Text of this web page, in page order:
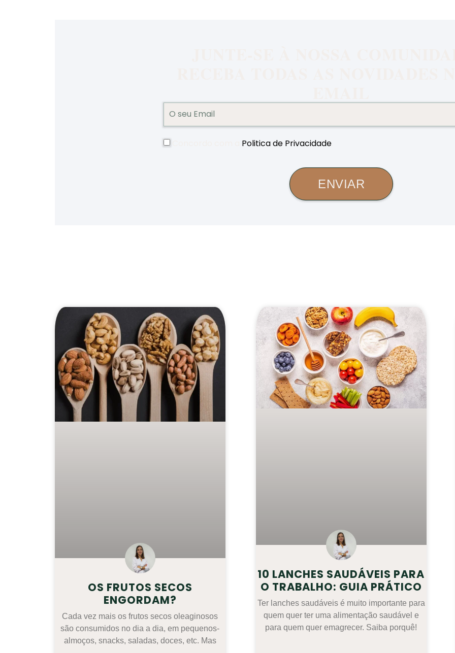
Politica de Privacidade
ENVIAR
OS FRUTOS SECOS
ENGORDAM?
Cada vez mais os frutos secos oleaginosos
são consumidos no dia a dia, em pequenos-
almoços, snacks, saladas, doces, etc. Mas
10 LANCHES SAUDÁVEIS PARA
O TRABALHO: GUIA PRÁTICO
Ter lanches saudáveis é muito importante para
quem quer ter uma alimentação saudável e
para quem quer emagrecer. Saiba porquê!